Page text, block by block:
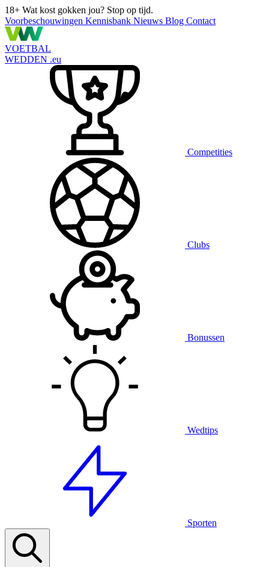
18+ Wat kost gokken jou? Stop op tijd.
Voorbeschouwingen Kennisbank Nieuws Blog Contact
VOETBAL
WEDDEN .eu
Competities
Clubs
Bonussen
Wedtips
Sporten